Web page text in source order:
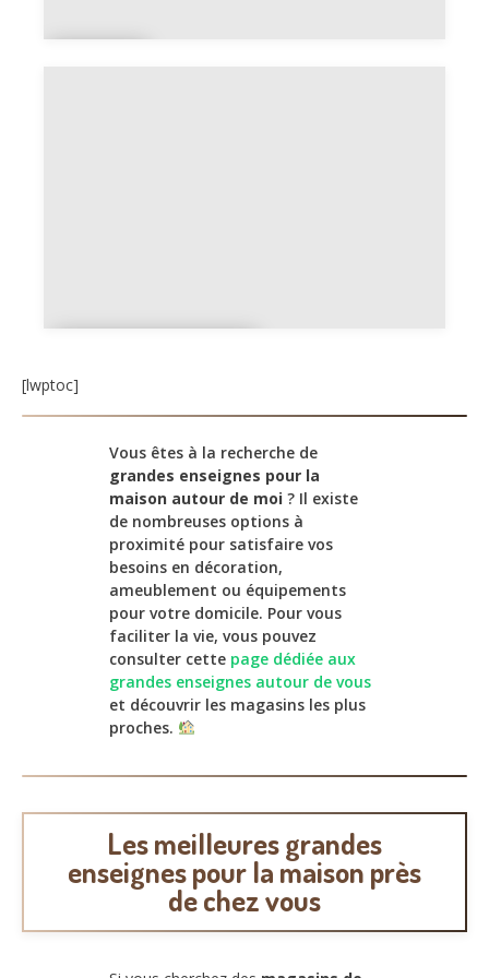
[lwptoc]
Vous êtes à la recherche de
grandes enseignes pour la
maison autour de moi ? Il existe
de nombreuses options à
proximité pour satisfaire vos
besoins en décoration,
ameublement ou équipements
pour votre domicile. Pour vous
faciliter la vie, vous pouvez
consulter cette page dédiée aux
grandes enseignes autour de vous
et découvrir les magasins les plus
proches.
Les meilleures grandes
enseignes pour la maison près
de chez vous